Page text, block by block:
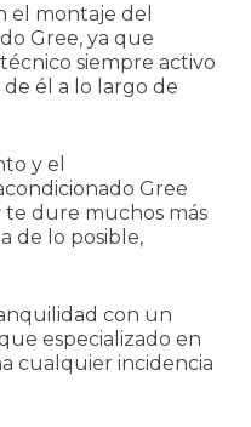
el montaje del
Gree, ya que
siempre activo
él a lo largo de
y el
Gree
te dure muchos más
de lo posible,
con un
especializado en
cualquier incidencia